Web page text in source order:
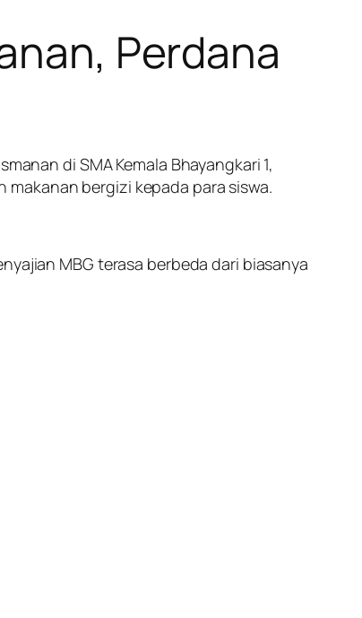
Perdana
di SMA Kemala Bhayangkari 1,
bergizi kepada para siswa.
MBG terasa berbeda dari biasanya